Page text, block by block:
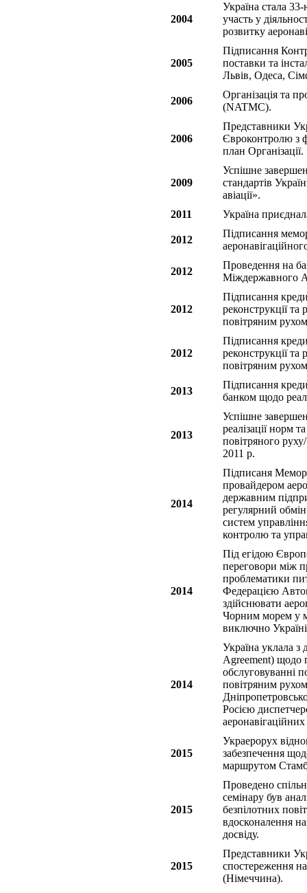
2004
Україна стала
участь у
розвитку
2005
Підписання
поставки та
Львів, Одеса,
2006
Організація та
(NATMC).
2006
Представники
Євроконтролю з
план Організації.
2009
Успішне
стандартів
авіації».
2011
Україна
2012
Підписання
2012
Проведення на
Міждержавного
2012
Підписання
реконструкції та
повітряним
2012
Підписання
реконструкції та
повітряним
2013
Підписання
банком щодо
2013
Успішне
реалізації норм
повітряного
2011 р.
2014
Підписаня
провайдером
державним
регулярний
систем
контролю та
2014
Під егідою
переговори між
проблематики
Федерацією
здійснювати
Чорним морем у
виключно
2014
Україна уклала
Agreement) щодо
обслуговуванні
повітряним
Росією
2015
Украерорух
забезпечення
маршрутом
2015
Проведено
семінару був
безпілотних
вдосконалення
досвіду.
2015
Представники
спостереження
(Німеччина).